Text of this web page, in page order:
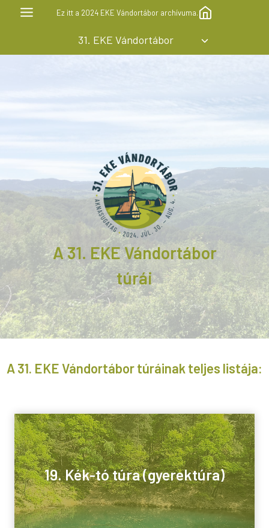
Ez itt a 2024 EKE Vándortábor archívuma.
31. EKE Vándortábor
A 31. EKE Vándortábor
túrái
A 31. EKE Vándortábor túráinak teljes listája:
19. Kék-tó túra (gyerektúra)